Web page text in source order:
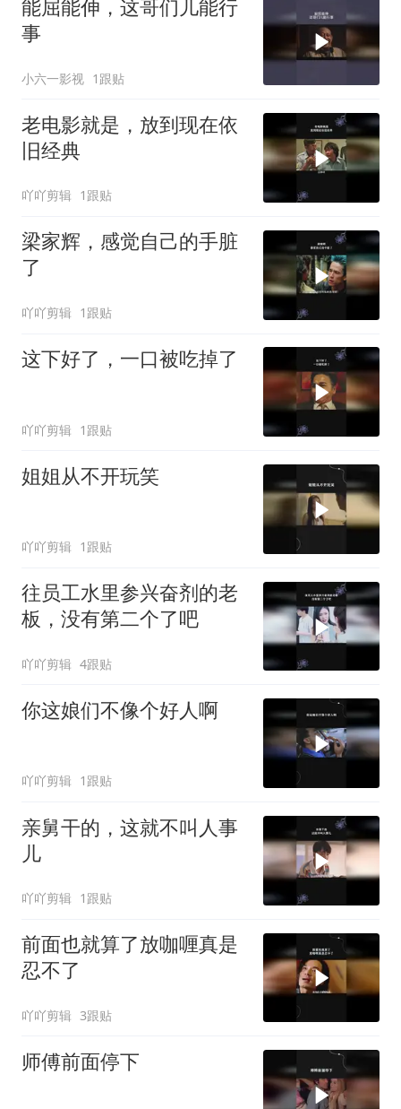
能屈能伸，这哥们儿能行
事
小六一影视 1跟贴
老电影就是，放到现在依
旧经典
吖吖剪辑 1跟贴
梁家辉，感觉自己的手脏
了
吖吖剪辑 1跟贴
这下好了，一口被吃掉了
吖吖剪辑 1跟贴
姐姐从不开玩笑
吖吖剪辑 1跟贴
往员工水里参兴奋剂的老
板，没有第二个了吧
吖吖剪辑 4跟贴
你这娘们不像个好人啊
吖吖剪辑 1跟贴
亲舅干的，这就不叫人事
儿
吖吖剪辑 1跟贴
前面也就算了放咖喱真是
忍不了
吖吖剪辑 3跟贴
师傅前面停下